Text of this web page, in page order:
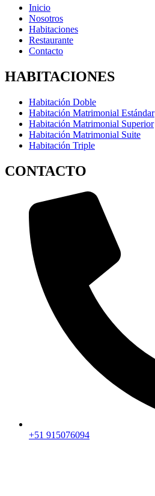
Inicio
Nosotros
Habitaciones
Restaurante
Contacto
HABITACIONES
Habitación Doble
Habitación Matrimonial Estándar
Habitación Matrimonial Superior
Habitación Matrimonial Suite
Habitación Triple
CONTACTO
+51 915076094